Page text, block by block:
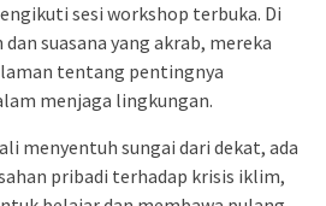
sesi workshop terbuka. Di
suasana yang akrab, mereka
tentang pentingnya
menjaga lingkungan.
menyentuh sungai dari dekat, ada
pribadi terhadap krisis iklim,